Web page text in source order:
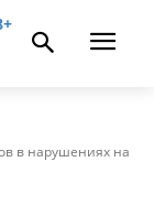
в нарушениях на